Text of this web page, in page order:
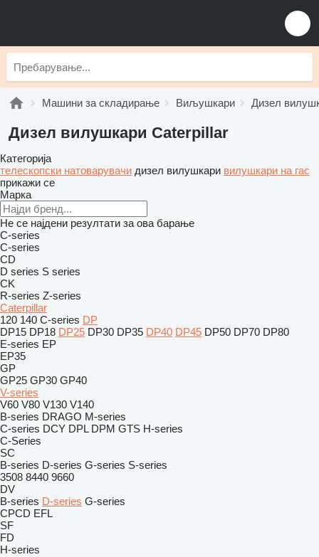
Машини за складирање Виљушкари Дизел
Дизел вилушкари Caterpillar
Категорија
телескопски натоварувачи дизел вилушкари вилушкари на гас
прикажи се
Марка
Не се најдени резултати за ова барање
C-series
C-series
CD
D series S series
CK
R-series Z-series
Caterpillar
120 140 C-series DP
DP15 DP18 DP25 DP30 DP35 DP40 DP45 DP50 DP70 DP80
E-series EP
EP35
GP
GP25 GP30 GP40
V-series
V60 V80 V130 V140
B-series DRAGO M-series
C-series DCY DPL DPM GTS H-series
C-Series
SC
B-series D-series G-series S-series
3508 8440 9660
DV
B-series D-series G-series
CPCD EFL
SF
FD
H-series